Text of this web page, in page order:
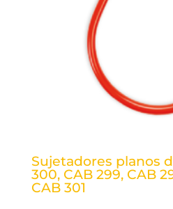
Sujetadores planos
300, CAB 299, CAB
CAB 301